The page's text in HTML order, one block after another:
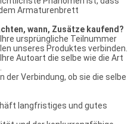
Armaturenbrett
wann, Zusätze kaufend?
ursprüngliche Teilnummer
unseres Produktes verbinden.
Autoart die selbe wie die Art
der Verbindung, ob sie die selbe
langfristiges und gutes